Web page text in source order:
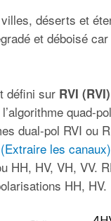
déserts et
et déboisé
défini sur RVI (RVI)
quad-
dual-pol RVI ou
les canaux)
HH, HV, VH, VV.
HH, HV.